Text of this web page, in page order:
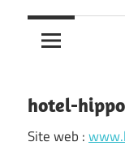
hotel-
Site web :